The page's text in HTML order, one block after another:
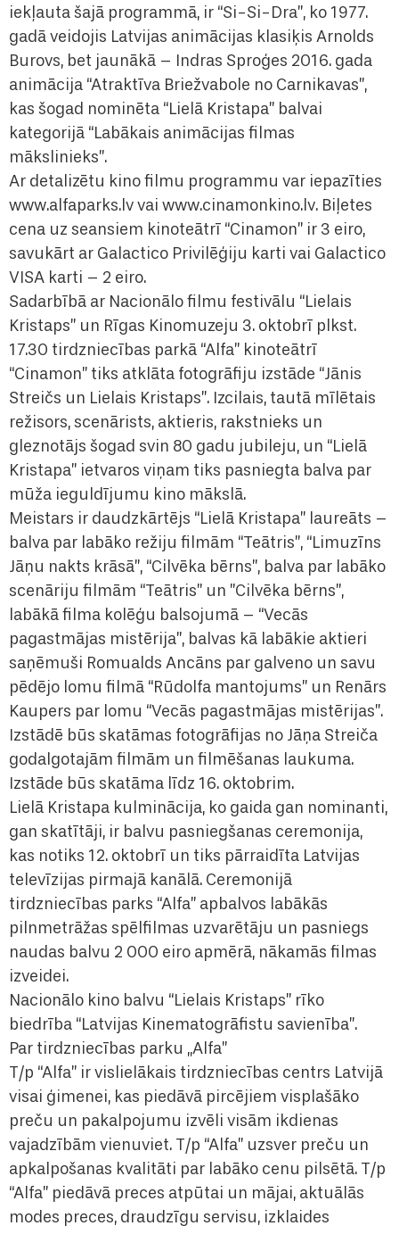
iekļauta šajā programmā, ir “Si-Si-Dra”, ko 1977.
gadā veidojis Latvijas animācijas klasiķis Arnolds
Burovs, bet jaunākā – Indras Sproģes 2016. gada
animācija “Atraktīva Briežvabole no Carnikavas”,
kas šogad nominēta “Lielā Kristapa” balvai
kategorijā “Labākais animācijas filmas
mākslinieks”.
Ar detalizētu kino filmu programmu var iepazīties
www.alfaparks.lv vai www.cinamonkino.lv. Biļetes
cena uz seansiem kinoteātrī “Cinamon” ir 3 eiro,
savukārt ar Galactico Privilēģiju karti vai Galactico
VISA karti – 2 eiro.
Sadarbībā ar Nacionālo filmu festivālu “Lielais
Kristaps” un Rīgas Kinomuzeju 3. oktobrī plkst.
17.30 tirdzniecības parkā “Alfa” kinoteātrī
“Cinamon” tiks atklāta fotogrāfiju izstāde “Jānis
Streičs un Lielais Kristaps”. Izcilais, tautā mīlētais
režisors, scenārists, aktieris, rakstnieks un
gleznotājs šogad svin 80 gadu jubileju, un “Lielā
Kristapa” ietvaros viņam tiks pasniegta balva par
mūža ieguldījumu kino mākslā.
Meistars ir daudzkārtējs “Lielā Kristapa” laureāts –
balva par labāko režiju filmām “Teātris”, “Limuzīns
Jāņu nakts krāsā”, “Cilvēka bērns”, balva par labāko
scenāriju filmām “Teātris” un ”Cilvēka bērns”,
labākā filma kolēģu balsojumā – “Vecās
pagastmājas mistērija”, balvas kā labākie aktieri
saņēmuši Romualds Ancāns par galveno un savu
pēdējo lomu filmā “Rūdolfa mantojums” un Renārs
Kaupers par lomu “Vecās pagastmājas mistērijas”.
Izstādē būs skatāmas fotogrāfijas no Jāņa Streiča
godalgotajām filmām un filmēšanas laukuma.
Izstāde būs skatāma līdz 16. oktobrim.
Lielā Kristapa kulminācija, ko gaida gan nominanti,
gan skatītāji, ir balvu pasniegšanas ceremonija,
kas notiks 12. oktobrī un tiks pārraidīta Latvijas
televīzijas pirmajā kanālā. Ceremonijā
tirdzniecības parks “Alfa” apbalvos labākās
pilnmetrāžas spēlfilmas uzvarētāju un pasniegs
naudas balvu 2 000 eiro apmērā, nākamās filmas
izveidei.
Nacionālo kino balvu “Lielais Kristaps” rīko
biedrība “Latvijas Kinematogrāfistu savienība”.
Par tirdzniecības parku „Alfa”
T/p “Alfa” ir vislielākais tirdzniecības centrs Latvijā
visai ģimenei, kas piedāvā pircējiem visplašāko
preču un pakalpojumu izvēli visām ikdienas
vajadzībām vienuviet. T/p “Alfa” uzsver preču un
apkalpošanas kvalitāti par labāko cenu pilsētā. T/p
“Alfa” piedāvā preces atpūtai un mājai, aktuālās
modes preces, draudzīgu servisu, izklaides